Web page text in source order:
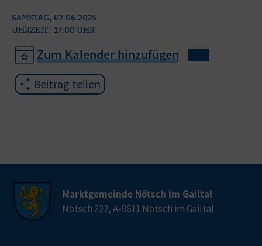
SAMSTAG, 07.06.2025
UHRZEIT : 17:00 UHR
Zum Kalender hinzufügen
Beitrag teilen
Marktgemeinde Nötsch im Gailtal
Nötsch 222, A-9611 Nötsch im Gailtal